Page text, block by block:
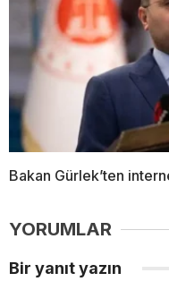
Bakan Gürlek’ten
YORUMLAR
Bir yanıt yazın